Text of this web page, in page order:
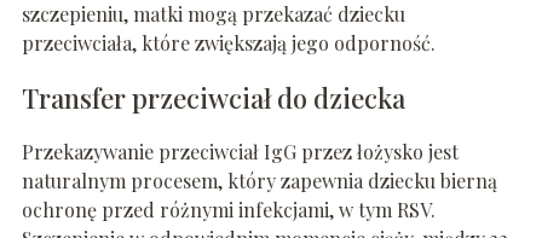
szczepieniu, matki mogą przekazać dziecku
przeciwciała, które zwiększają jego odporność.
Transfer przeciwciał do dziecka
Przekazywanie przeciwciał IgG przez łożysko jest
naturalnym procesem, który zapewnia dziecku bierną
ochronę przed różnymi infekcjami, w tym RSV.